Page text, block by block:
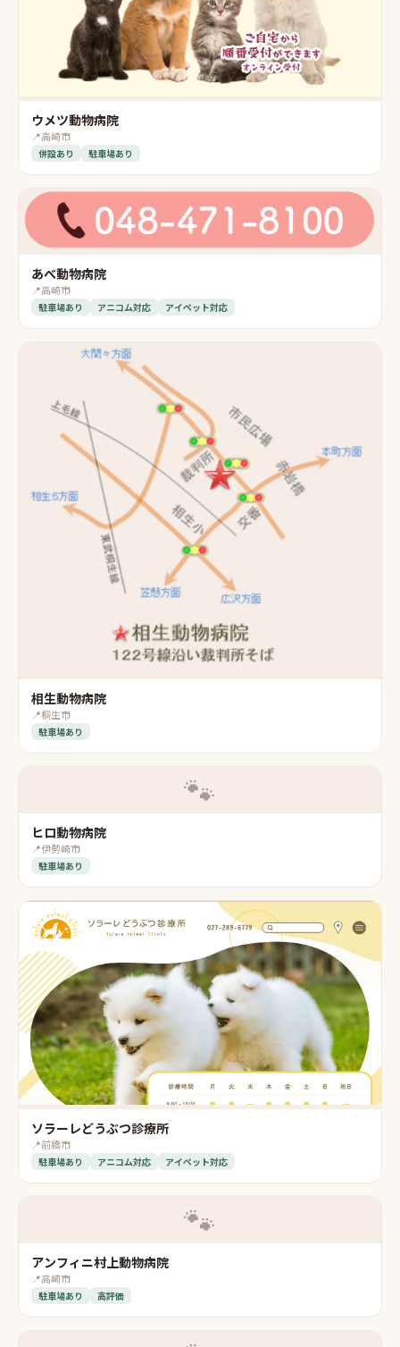
ウメツ動物病院
📍高崎市
併設あり 駐車場あり
あべ動物病院
📍高崎市
駐車場あり アニコム対応 アイペット対応
相生動物病院
📍桐生市
駐車場あり
🐾
ヒロ動物病院
📍伊勢崎市
駐車場あり
ソラーレどうぶつ診療所
📍前橋市
駐車場あり アニコム対応 アイペット対応
🐾
アンフィニ村上動物病院
📍高崎市
駐車場あり 高評価